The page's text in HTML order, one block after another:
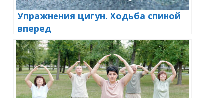
Упражнения цигун. Ходьба спиной
вперед